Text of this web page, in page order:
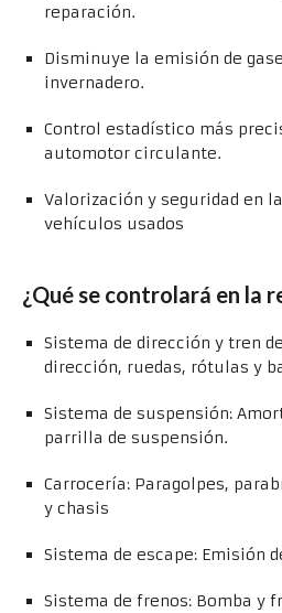
reparación.
Disminuye la emisión de
invernadero.
Control estadístico más
automotor circulante.
Valorización y seguridad en
vehículos usados
¿Qué se controlará en la
Sistema de dirección y tren
dirección, ruedas, rótulas y
Sistema de suspensión:
parrilla de suspensión.
Carrocería: Paragolpes,
y chasis
Sistema de escape: Emisión
Sistema de frenos: Bomba y